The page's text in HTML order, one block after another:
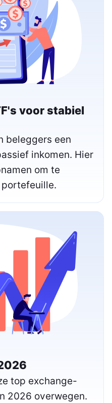
voor stabiel
beleggers een
inkomen. Hier
om te
top exchange-
2026 overwegen.